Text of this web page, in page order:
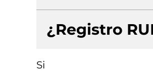
¿Registro
Si